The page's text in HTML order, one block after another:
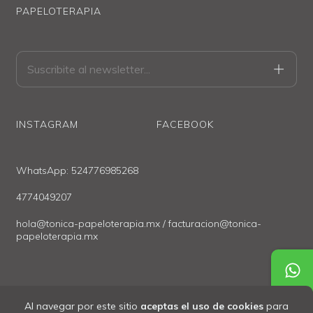
Al navegar por este sitio aceptas el uso de cookies para
PAPELOTERAPIA
INSTAGRAM FACEBOOK
WhatsApp: 524776985268
4774049207
hola@tonica-papeloterapia.mx /facturacion@tonica-
papeloterapia.mx